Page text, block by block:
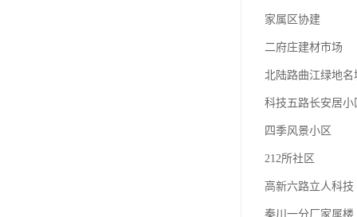
家属区协建
二府庄建材市场
北陆路曲江绿地名
科技五路长安居小
四季风景小区
212所社区
高新六路立人科技
秦川一分厂家属楼